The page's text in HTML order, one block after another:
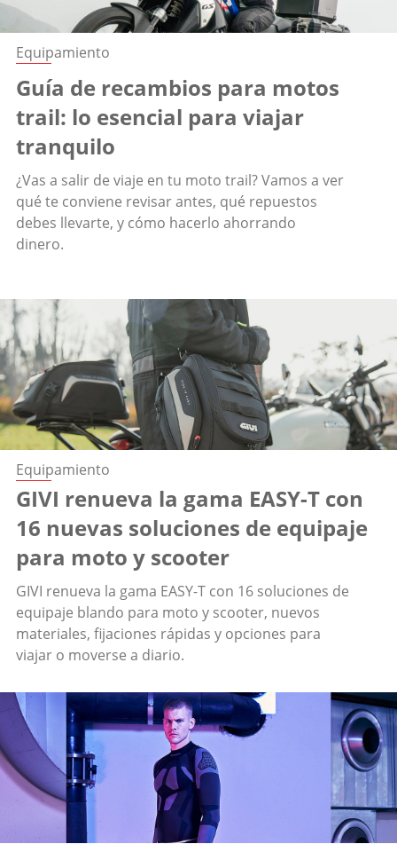
Equipamiento
Guía de recambios para motos
trail: lo esencial para viajar
tranquilo
¿Vas a salir de viaje en tu moto trail? Vamos a ver
qué te conviene revisar antes, qué repuestos
debes llevarte, y cómo hacerlo ahorrando
dinero.
Equipamiento
GIVI renueva la gama EASY-T con
16 nuevas soluciones de equipaje
para moto y scooter
GIVI renueva la gama EASY-T con 16 soluciones de
equipaje blando para moto y scooter, nuevos
materiales, fijaciones rápidas y opciones para
viajar o moverse a diario.